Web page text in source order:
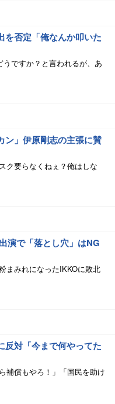
を否定「俺なんか叩いた
ですか？と言われるが、あ
ン」伊原剛志の主張に賛
ク要らなくねぇ？俺はしな
演で「落とし穴」はNG
まみれになったIKKOに敗北
反対「今まで何やってた
補償もやろ！」「国民を助け